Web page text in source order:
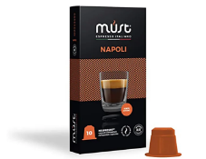
Перейти